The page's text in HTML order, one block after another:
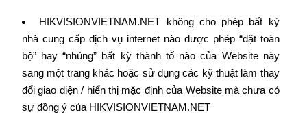
HIKVISIONVIETNAM.NET không cho phép bất kỳ
nhà cung cấp dịch vụ internet nào được phép “đặt toàn
bộ” hay “nhúng” bất kỳ thành tố nào của Website này
sang một trang khác hoặc sử dụng các kỹ thuật làm thay
đổi giao diện / hiển thị mặc định của Website mà chưa có
sự đồng ý của HIKVISIONVIETNAM.NET